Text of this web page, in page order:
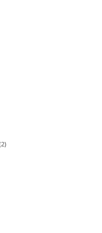
2